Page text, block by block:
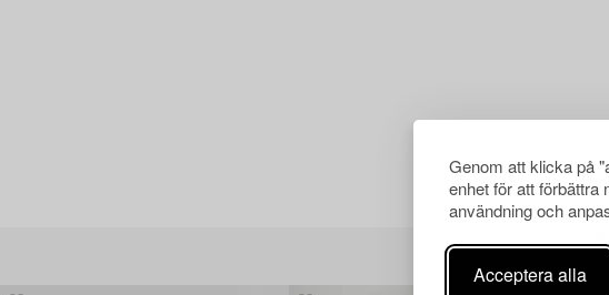
Genom att klicka på
enhet för att förbättra
användning och
Acceptera alla